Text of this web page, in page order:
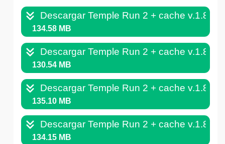
Descargar Temple Run 2 + cache
134.58 MB
Descargar Temple Run 2 + cache
130.54 MB
Descargar Temple Run 2 + cache
135.10 MB
Descargar Temple Run 2 + cache
134.15 MB